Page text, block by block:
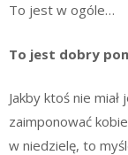
To jest w ogóle…
To jest dobry
Jakby ktoś nie
zaimponować
w niedzielę, to